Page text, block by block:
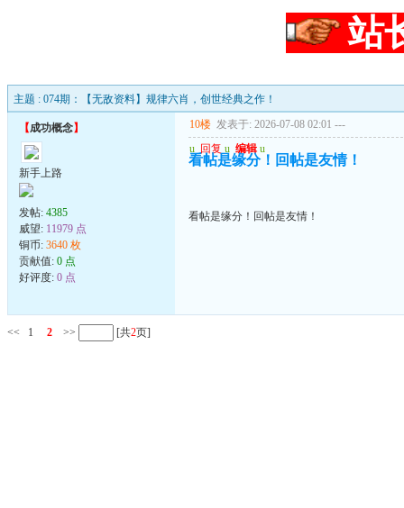
站
主题 : 074期：【无敌资料】规律六肖，创世经典之作！
【成功概念】
新手上路
发帖: 4385
威望: 11979 点
铜币: 3640 枚
贡献值: 0 点
好评度: 0 点
10楼 发表于: 2026-07-08 02:01 ---
u 回复 u 编辑 u
看帖是缘分！回帖是友情！
看帖是缘分！回帖是友情！
<< 1 2 >> [共2页]